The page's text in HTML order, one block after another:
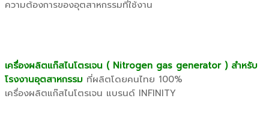
ความต้องการของอุตสาหกรรมที่ใช้งาน
เครื่องผลิตแก๊สไนโตรเจน ( Nitrogen gas generator ) สำหรับ
โรงงานอุตสาหกรรม ที่ผลิตโดยคนไทย 100%
เครื่องผลิตแก๊สไนโตรเจน แบรนด์ INFINITY